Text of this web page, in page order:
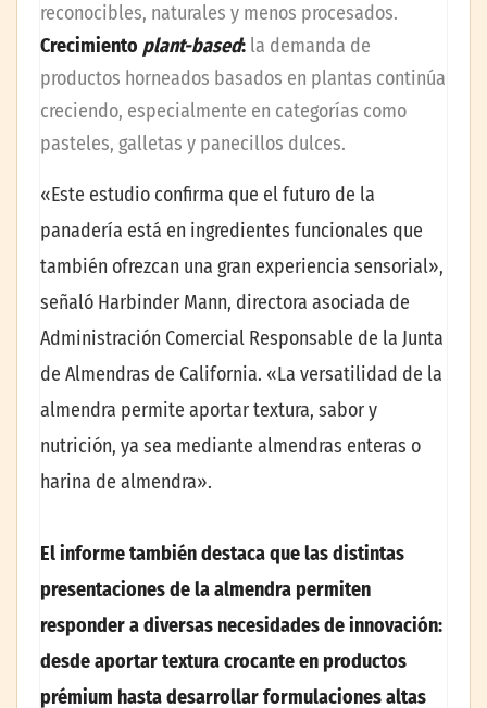
reconocibles, naturales y menos procesados.
Crecimiento plant-based: la demanda de
productos horneados basados en plantas continúa
creciendo, especialmente en categorías como
pasteles, galletas y panecillos dulces.
«Este estudio confirma que el futuro de la
panadería está en ingredientes funcionales que
también ofrezcan una gran experiencia sensorial»,
señaló Harbinder Mann, directora asociada de
Administración Comercial Responsable de la Junta
de Almendras de California. «La versatilidad de la
almendra permite aportar textura, sabor y
nutrición, ya sea mediante almendras enteras o
harina de almendra».
El informe también destaca que las distintas
presentaciones de la almendra permiten
responder a diversas necesidades de innovación:
desde aportar textura crocante en productos
prémium hasta desarrollar formulaciones altas